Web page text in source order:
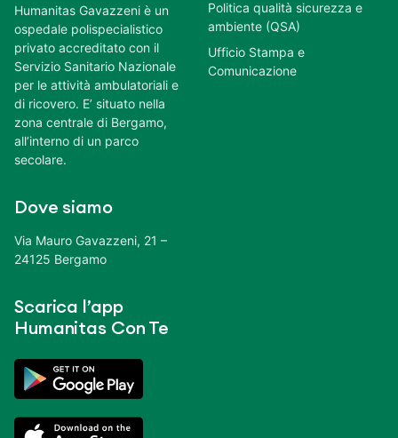
Humanitas Gavazzeni è un
ospedale polispecialistico
privato accreditato con il
Servizio Sanitario Nazionale
per le attività ambulatoriali e
di ricovero. E’ situato nella
zona centrale di Bergamo,
all’interno di un parco
secolare.
Dove siamo
Via Mauro Gavazzeni, 21 –
24125 Bergamo
Scarica l’app
Humanitas Con Te
Politica qualità sicurezza e
ambiente (QSA)
Ufficio Stampa e
Comunicazione